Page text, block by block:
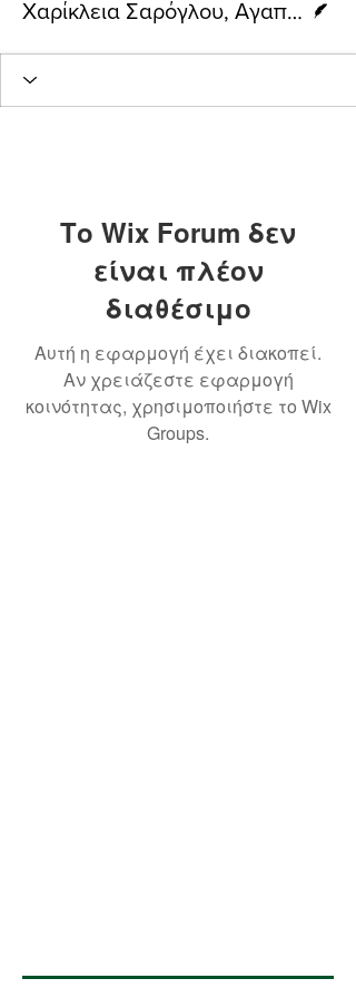
Χαρίκλεια Σαρόγλου, Αγαπητός Γιώργος
Το Wix Forum δεν
είναι πλέον
διαθέσιμο
Αυτή η εφαρμογή έχει διακοπεί.
Αν χρειάζεστε εφαρμογή
κοινότητας, χρησιμοποιήστε το Wix
Groups.